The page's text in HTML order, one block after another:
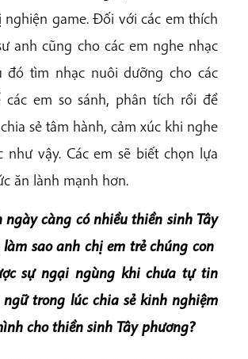
game. Đối với các em thích
anh cũng cho các em nghe nhạc
đó tìm nhạc nuôi dưỡng cho các
các em so sánh, phân tích rồi đề
sẻ tâm hành, cảm xúc khi nghe
như vậy. Các em sẽ biết chọn lựa
ăn lành mạnh hơn.
ngày càng có nhiều thiền sinh Tây
sao anh chị em trẻ chúng con
sự ngại ngùng khi chưa tự tin
trong lúc chia sẻ kinh nghiệm
cho thiền sinh Tây phương?